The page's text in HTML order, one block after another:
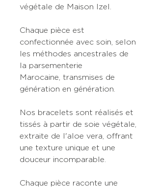
végétale de Maison Izel.
Chaque pièce est
confectionnée avec soin, selon
les méthodes ancestrales de
la parsementerie
Marocaine, transmises de
génération en génération.
Nos bracelets sont réalisés et
tissés à partir de soie végétale,
extraite de l'aloe vera, offrant
une texture unique et une
douceur incomparable.
Chaque pièce raconte une